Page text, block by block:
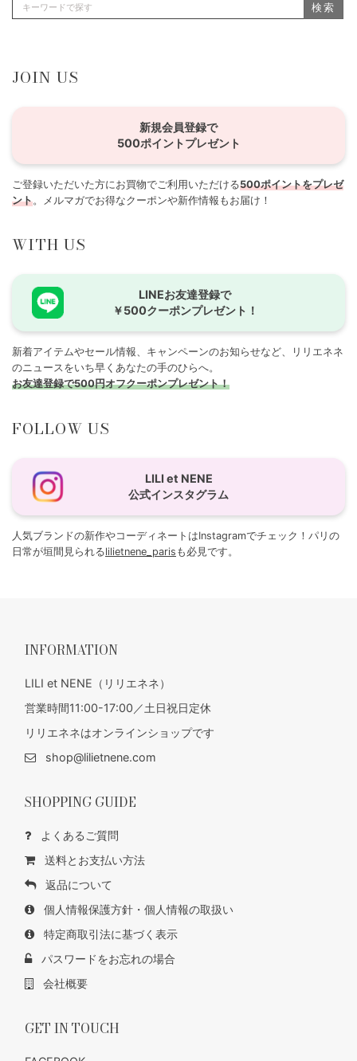
検索
JOIN US
新規会員登録で
500ポイントプレゼント
ご登録いただいた方にお買物でご利用いただける500ポイントをプレゼ
ント。メルマガでお得なクーポンや新作情報もお届け！
WITH US
LINEお友達登録で
￥500クーポンプレゼント！
新着アイテムやセール情報、キャンペーンのお知らせなど、リリエネネ
のニュースをいち早くあなたの手のひらへ。
お友達登録で500円オフクーポンプレゼント！
FOLLOW US
LILI et NENE
公式インスタグラム
人気ブランドの新作やコーディネートはInstagramでチェック！パリの
日常が垣間見られるlilietnene_paris も必見です。
INFORMATION
LILI et NENE（リリエネネ）
営業時間11:00-17:00／土日祝日定休
リリエネネはオンラインショップです
shop@lilietnene.com
SHOPPING GUIDE
よくあるご質問
送料とお支払い方法
返品について
個人情報保護方針・個人情報の取扱い
特定商取引法に基づく表示
パスワードをお忘れの場合
会社概要
GET IN TOUCH